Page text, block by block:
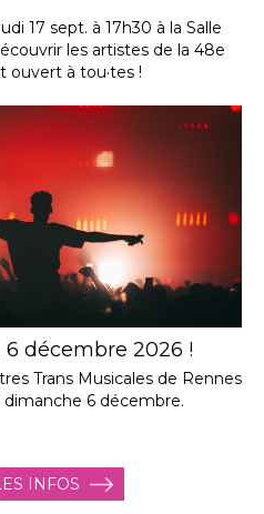
17 sept. à 17h30 à la Salle
les artistes de la 48e
ouvert à tou·tes !
décembre 2026 !
Trans Musicales de Rennes
6 décembre.
INFOS